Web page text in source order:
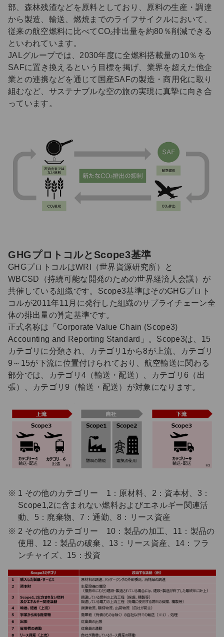
部、森林残渣などを原料としており、原料の生産・調達
から製造、輸送、燃焼までのライフサイクルにおいて、
従来の航空燃料に比べてCO₂排出量を約80％削減できる
といわれています。
JALグループでは、2030年度に全燃料搭載量の10％を
SAFに置き換えるという目標を掲げ、業界を超えた他企
業との連携などを通じて国産SAFの製造・商用化に取り
組むなど、サステナブルな空の旅の実現に真摯に向き合
っています。
GHGプロトコルとScope3基準
GHGプロトコルはWRI（世界資源研究所）と
WBCSD（持続可能な開発のための世界経済人会議）が
共催している組織です。Scope3基準はそのGHGプロト
コルが2011年11月に発行した組織のサプライチェーン全
体の排出量の算定基準です。
正式名称は「Corporate Value Chain (Scope3)
Accounting and Reporting Standard」。Scope3は、15
カテゴリに分類され、カテゴリ1から8が上流、カテゴリ
9～15が下流に位置付けられており、航空輸送に関わる
部分では、カテゴリ4（輸送・配送）、カテゴリ6（出
張）、カテゴリ9（輸送・配送）が対象になります。
1 その他のカテゴリー 1：原材料、2：資本材、3：
Scope1,2に含まれない燃料およびエネルギー関連活
動、5：廃棄物、7：通勤、8：リース資産
2 その他のカテゴリー 10：製品の加工、11：製品の
使用、12：製品の破棄、13：リース資産、14：フラ
ンチャイズ、15：投資